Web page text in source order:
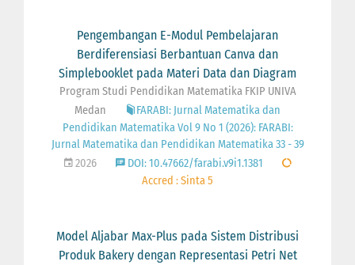
Pengembangan E-Modul Pembelajaran
Berdiferensiasi Berbantuan Canva dan
Simplebooklet pada Materi Data dan Diagram
Program Studi Pendidikan Matematika FKIP UNIVA
Medan
FARABI: Jurnal Matematika dan
Pendidikan Matematika Vol 9 No 1 (2026): FARABI:
Jurnal Matematika dan Pendidikan Matematika 33 - 39
2026
DOI: 10.47662/farabi.v9i1.1381
Accred : Sinta 5
Model Aljabar Max-Plus pada Sistem Distribusi
Produk Bakery dengan Representasi Petri Net